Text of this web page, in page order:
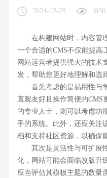
2024-12-25 1836
在构建网站时，内容管理
一个合适的CMS不仅能提高
网站运营者提供强大的技术
发，帮助您更好地理解和选
首先考虑的是易用性与学
直观友好且操作简便的CMS
的专业人士，则可以考虑功
手的系统。此外，还应关注
档和支持社区资源，以确保
其次是灵活性与可扩展
化，网站可能会面临改版升
应当评估其模板主题的数量